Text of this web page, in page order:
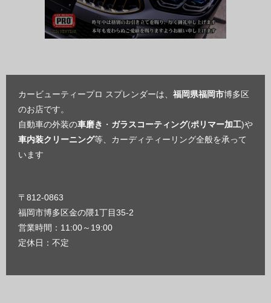
カービューティープロ スプレンダーは、 福岡県福岡市博多区
のお店です。
自動車の外装の車磨き ・ ガラスコーティング(ポリマー加工)や
車内装クリーニング等、カーディティーリング全般を承って
います
〒812-0863
福岡市博多区金の隈1丁目35-2
営業時間：11:00～19:00
定休日：不定